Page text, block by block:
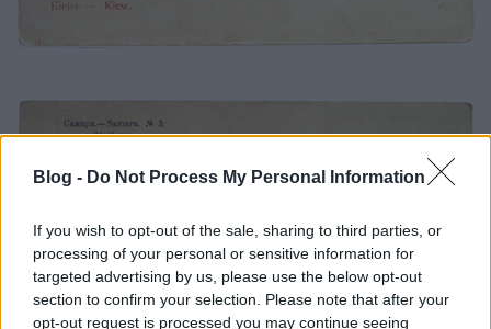
Blog - Do Not Process My Personal Information
If you wish to opt-out of the sale, sharing to third parties, or
processing of your personal or sensitive information for
targeted advertising by us, please use the below opt-out
section to confirm your selection. Please note that after your
opt-out request is processed you may continue seeing